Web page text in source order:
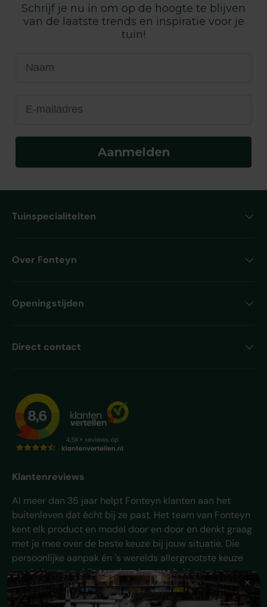
Schrijf je nu in om op de hoogte te blijven
van de laatste trends en inspiratie voor je
tuin!
Aanmelden
Tuinspecialiteiten
Over Fonteyn
Openingstijden
Direct contact
Klantenreviews
Al meer dan 35 jaar helpt Fonteyn klanten aan het
buitenleven dat écht bij ze past. Het team van Fonteyn
kent elk product en model door en door en denkt graag
met je mee over de beste keuze bij jouw situatie. Die
persoonlijke aanpak én 's werelds allergrootste keuze
maakt het verschil - en daar komen de klanten van
Fonteyn al jaren voor terug.